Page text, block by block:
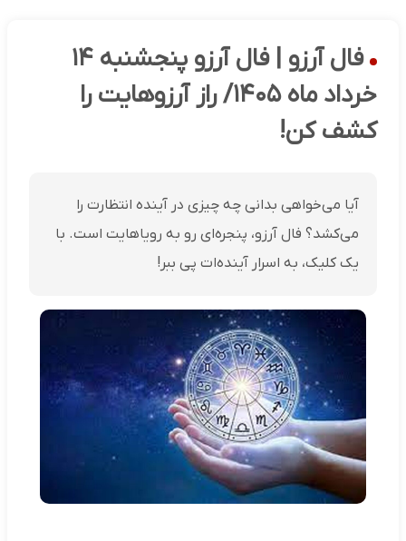
فال آرزو | فال آرزو پنجشنبه ۱۴
خرداد ماه ۱۴۰۵/ راز آرزوهایت را
کشف کن!
آیا می‌خواهی بدانی چه چیزی در آینده انتظارت را
می‌کشد؟ فال آرزو، پنجره‌ای رو به رویاهایت است. با
یک کلیک، به اسرار آینده‌ات پی ببر!